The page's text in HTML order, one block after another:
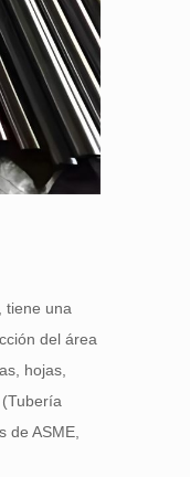
tiene una
del área
hojas,
de ASME,